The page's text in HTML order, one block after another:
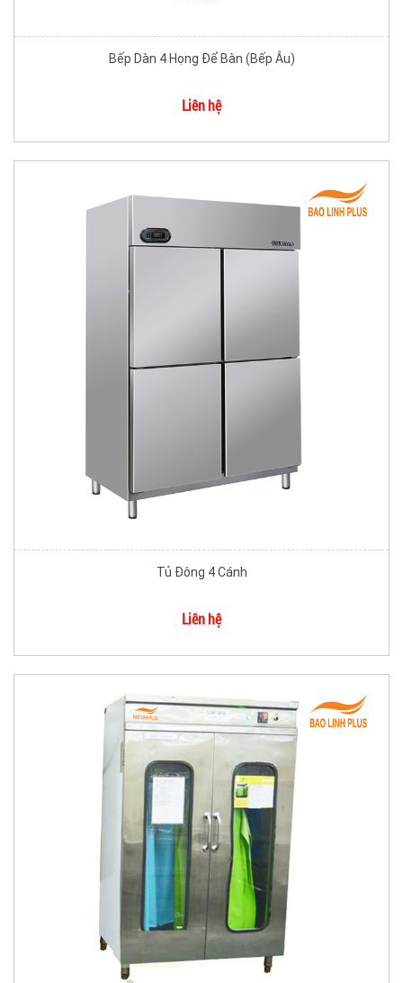
Bếp Dàn 4 Họng Để Bàn (Bếp Âu)
Liên hệ
Tủ Đông 4 Cánh
Liên hệ